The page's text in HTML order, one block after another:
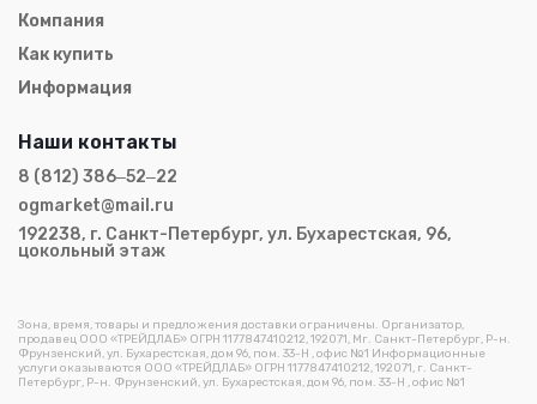
Компания
Как купить
Информация
Зона, время, товары и предложения доставки ограничены. Организатор,
продавец ООО «ТРЕЙДЛАБ» ОГРН 1177847410212, 192071, Мг. Санкт-Петербург, Р-н.
Фрунзенский, ул. Бухарестская, дом 96, пом. 33-Н , офис №1 Информационные
услуги оказываются ООО «ТРЕЙДЛАБ» ОГРН 1177847410212, 192071, г. Санкт-
Петербург, Р-н. Фрунзенский, ул. Бухарестская, дом 96, пом. 33-Н , офис №1
Наши контакты
8 (812) 386‒52‒22
ogmarket@mail.ru
192238, г. Санкт-Петербург, ул. Бухарестская, 96,
цокольный этаж